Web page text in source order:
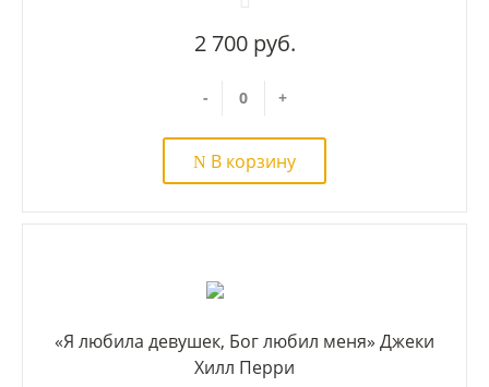
2 700 руб.
- +
В корзину
«Я любила девушек, Бог любил меня» Джеки
Хилл Перри